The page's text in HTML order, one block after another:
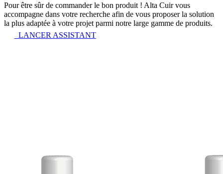
Pour être sûr de commander le bon produit ! Alta Cuir vous
accompagne dans votre recherche afin de vous proposer la solution
la plus adaptée à votre projet parmi notre large gamme de produits.
LANCER ASSISTANT